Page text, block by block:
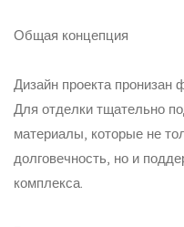
Общая концепция
Дизайн проекта пронизан
Для отделки тщательно
материалы, которые не
долговечность, но и
комплекса.